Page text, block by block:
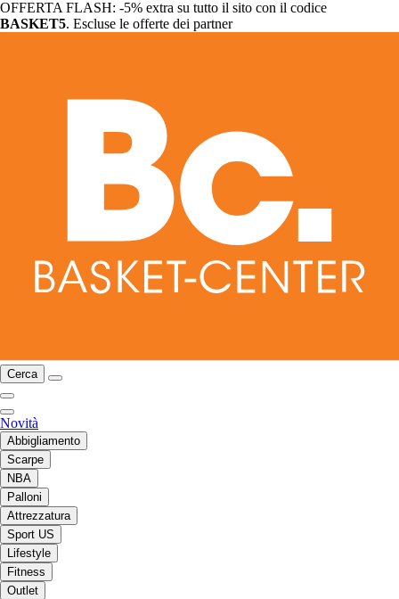
OFFERTA FLASH: -5% extra su tutto il sito con il codice
BASKET5. Escluse le offerte dei partner
Cerca
Novità
Abbigliamento
Scarpe
NBA
Palloni
Attrezzatura
Sport US
Lifestyle
Fitness
Outlet